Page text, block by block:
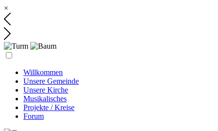
×
Willkommen
Unsere Gemeinde
Unsere Kirche
Musikalisches
Projekte / Kreise
Forum